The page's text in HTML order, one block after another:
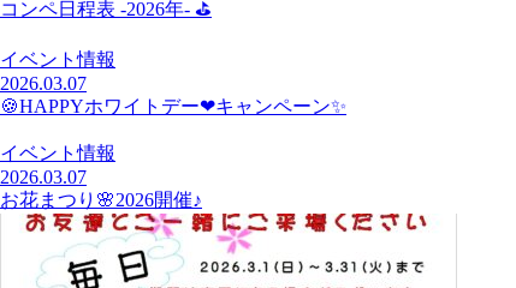
コンペ日程表 -2026年- ⛳
イベント情報
2026.03.07
🍪HAPPYホワイトデー❤キャンペーン✨
イベント情報
2026.03.07
お花まつり🌸2026開催♪